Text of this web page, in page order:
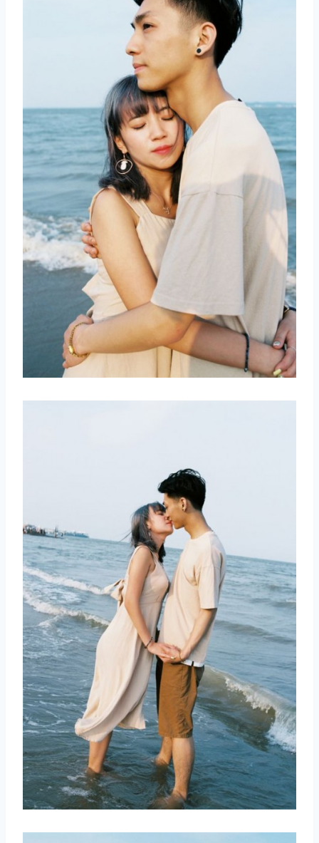
取消 搜索